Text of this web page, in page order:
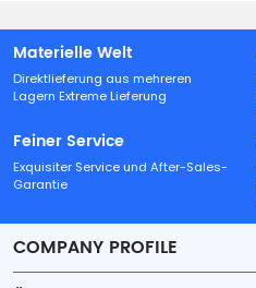
Materielle Welt
Direktlieferung aus mehreren
Lagern Extreme Lieferung
Feiner Service
Exquisiter Service und After-Sales-
Garantie
COMPANY PROFILE